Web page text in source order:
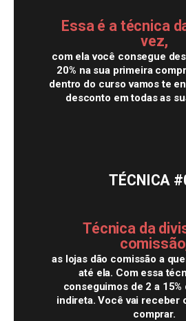
Essa é a técnica
vez,
com ela você consegue
20% na sua primeira
dentro do curso vamos te
desconto em todas as
TÉCNICA
Técnica da
as lojas dão comissão a
até ela. Com essa
conseguimos de 2 a
indireta. Você vai receber
comprar.